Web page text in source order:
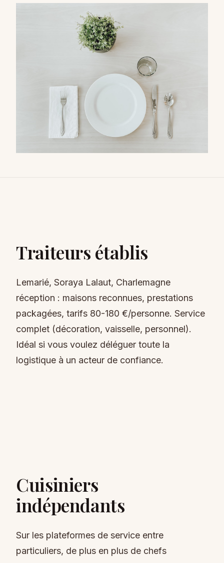
Traiteurs établis
Lemarié, Soraya Lalaut, Charlemagne
réception : maisons reconnues, prestations
packagées, tarifs 80-180 €/personne. Service
complet (décoration, vaisselle, personnel).
Idéal si vous voulez déléguer toute la
logistique à un acteur de confiance.
Cuisiniers
indépendants
Sur les plateformes de service entre
particuliers, de plus en plus de chefs